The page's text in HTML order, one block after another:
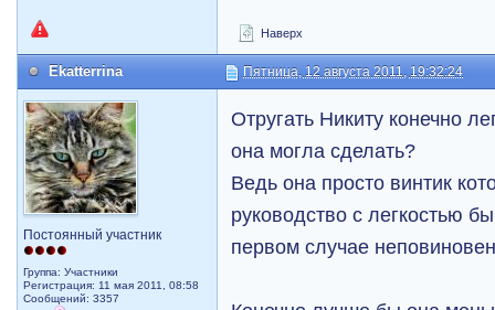
Наверх
Ekatterrina Пятница, 12 августа 2011, 19:32:24
Постоянный участник
Группа: Участники
Регистрация: 11 мая 2011, 08:58
Сообщений: 3357
Отругать Никиту конечно
она могла сделать?
Ведь она просто винтик
руководство с легкостью
первом случае